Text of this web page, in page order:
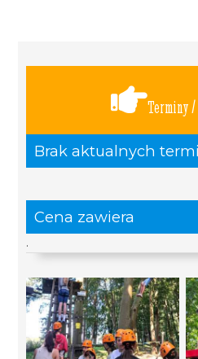
Terminy
Brak aktualnych
Cena zawiera
.